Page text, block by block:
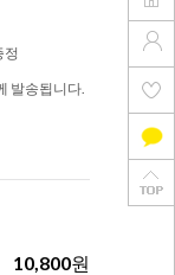
정
발송됩니다.
10,800원